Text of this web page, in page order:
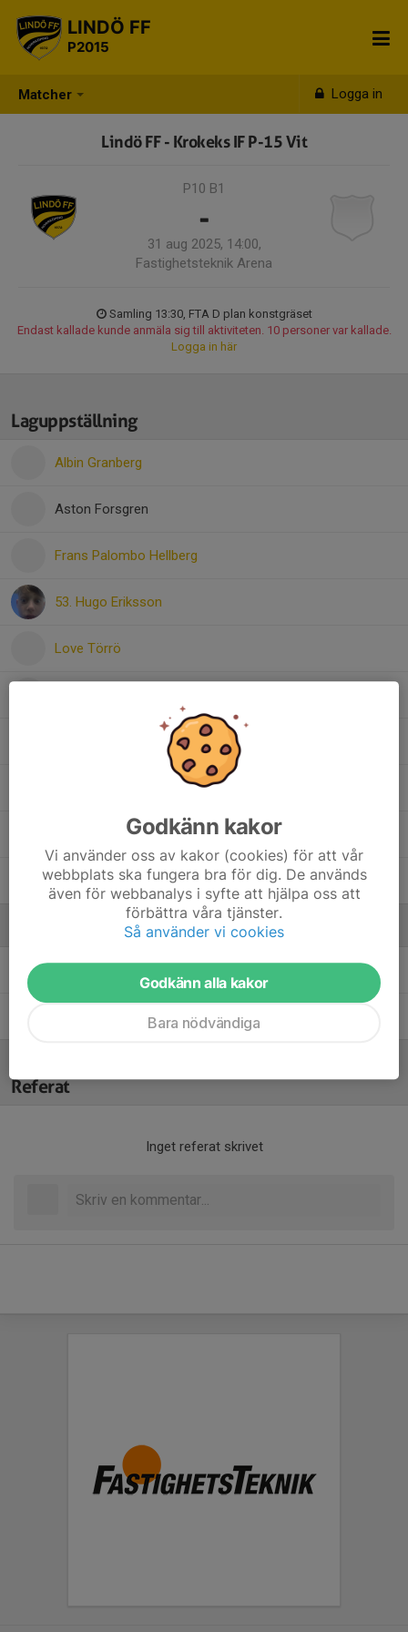
Matcher Logga in
LINDÖ FF
P2015
Lindö FF - Krokeks IF P-15 Vit
P10 B1
-
31 aug 2025, 14:00,
Fastighetsteknik Arena
Samling 13:30, FTA D plan konstgräset
Endast kallade kunde anmäla sig till aktiviteten. 10 personer var kallade.
Logga in här
Laguppställning
Albin Granberg
Aston Forsgren
Frans Palombo Hellberg
53. Hugo Eriksson
Love Törrö
Theo Dagberg
Viktor GranbergHuvudledare
Referat
Inget referat skrivet
Godkänn kakor
Vi använder oss av kakor (cookies) för att vår
webbplats ska fungera bra för dig. De används
även för webbanalys i syfte att hjälpa oss att
förbättra våra tjänster.
Så använder vi cookies
Godkänn alla kakor
Bara nödvändiga